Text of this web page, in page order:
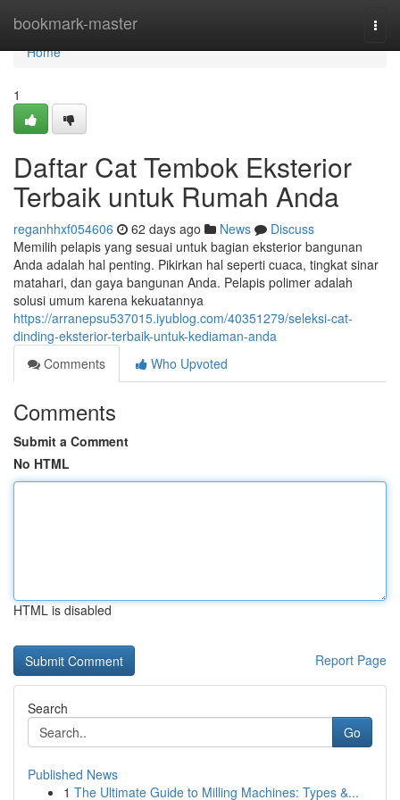
bookmark-master
Home
Home
1
Daftar Cat Tembok Eksterior
Terbaik untuk Rumah Anda
reganhhxf054606 62 days ago News
Discuss
Memilih pelapis yang sesuai untuk bagian eksterior bangunan
Anda adalah hal penting. Pikirkan hal seperti cuaca, tingkat sinar
matahari, dan gaya bangunan Anda. Pelapis polimer adalah
solusi umum karena kekuatannya
https://arranepsu537015.iyublog.com/40351279/seleksi-cat-
dinding-eksterior-terbaik-untuk-kediaman-anda
Comments
Who Upvoted
Comments
Submit a Comment
No HTML
HTML is disabled
Report Page
Search
Go
Published News
1 The Ultimate Guide to Milling Machines: Types &...